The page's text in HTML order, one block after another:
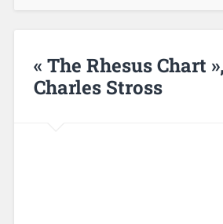
« The Rhesus Chart
Charles Stross